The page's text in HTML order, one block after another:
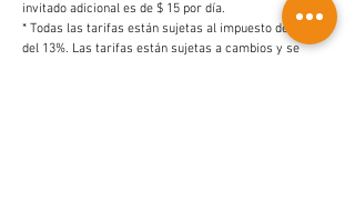
invitado adicional es de $ 15 por día.
* Todas las tarifas están sujetas al impuesto de ventas
del 13%. Las tarifas están sujetas a cambios y se